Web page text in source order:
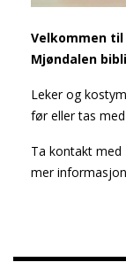
Velkommen
Mjøndalen
Leker og
før eller tas
Ta kontakt
mer